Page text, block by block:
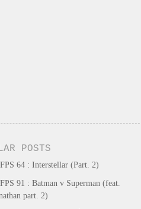
POSTS
64 : Interstellar (Part. 2)
91 : Batman v Superman (feat.
part. 2)